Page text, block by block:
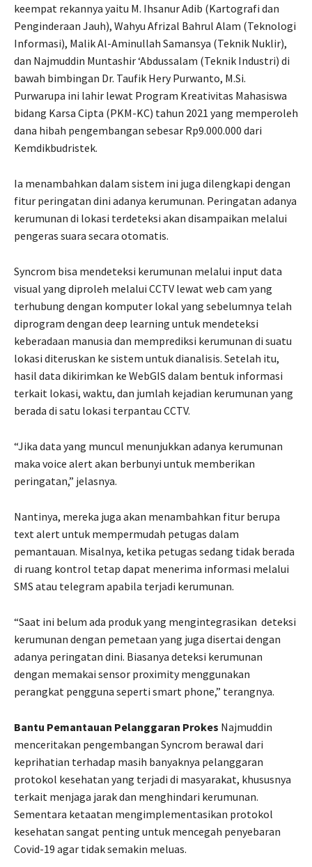
keempat rekannya yaitu M. Ihsanur Adib (Kartografi dan
Penginderaan Jauh), Wahyu Afrizal Bahrul Alam (Teknologi
Informasi), Malik Al-Aminullah Samansya (Teknik Nuklir),
dan Najmuddin Muntashir ‘Abdussalam (Teknik Industri) di
bawah bimbingan Dr. Taufik Hery Purwanto, M.Si.
Purwarupa ini lahir lewat Program Kreativitas Mahasiswa
bidang Karsa Cipta (PKM-KC) tahun 2021 yang memperoleh
dana hibah pengembangan sebesar Rp9.000.000 dari
Kemdikbudristek.
Ia menambahkan dalam sistem ini juga dilengkapi dengan
fitur peringatan dini adanya kerumunan. Peringatan adanya
kerumunan di lokasi terdeteksi akan disampaikan melalui
pengeras suara secara otomatis.
Syncrom bisa mendeteksi kerumunan melalui input data
visual yang diproleh melalui CCTV lewat web cam yang
terhubung dengan komputer lokal yang sebelumnya telah
diprogram dengan deep learning untuk mendeteksi
keberadaan manusia dan memprediksi kerumunan di suatu
lokasi diteruskan ke sistem untuk dianalisis. Setelah itu,
hasil data dikirimkan ke WebGIS dalam bentuk informasi
terkait lokasi, waktu, dan jumlah kejadian kerumunan yang
berada di satu lokasi terpantau CCTV.
“Jika data yang muncul menunjukkan adanya kerumunan
maka voice alert akan berbunyi untuk memberikan
peringatan,” jelasnya.
Nantinya, mereka juga akan menambahkan fitur berupa
text alert untuk mempermudah petugas dalam
pemantauan. Misalnya, ketika petugas sedang tidak berada
di ruang kontrol tetap dapat menerima informasi melalui
SMS atau telegram apabila terjadi kerumunan.
“Saat ini belum ada produk yang mengintegrasikan deteksi
kerumunan dengan pemetaan yang juga disertai dengan
adanya peringatan dini. Biasanya deteksi kerumunan
dengan memakai sensor proximity menggunakan
perangkat pengguna seperti smart phone,” terangnya.
Bantu Pemantauan Pelanggaran Prokes Najmuddin
menceritakan pengembangan Syncrom berawal dari
keprihatian terhadap masih banyaknya pelanggaran
protokol kesehatan yang terjadi di masyarakat, khususnya
terkait menjaga jarak dan menghindari kerumunan.
Sementara ketaatan mengimplementasikan protokol
kesehatan sangat penting untuk mencegah penyebaran
Covid-19 agar tidak semakin meluas.